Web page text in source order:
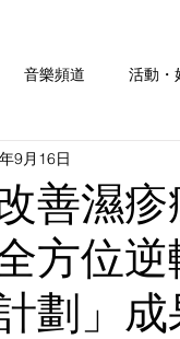
音樂頻道 活動・
善濕
方位
劃」成
9月16日